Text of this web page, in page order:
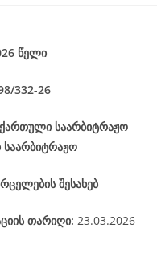
წელი
332-26
საარბიტრაჟო
შესახებ
თარიღი: 23.03.2026